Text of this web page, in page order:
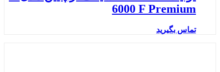
6000 F Premium
تماس بگیرید